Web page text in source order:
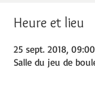
Heure et lieu
25 sept. 2018,
Salle du jeu de